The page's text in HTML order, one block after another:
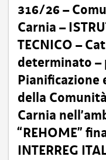
316/26 –
Carnia –
TECNICO –
determinato –
della
Carnia
“REHOME”
INTERREG